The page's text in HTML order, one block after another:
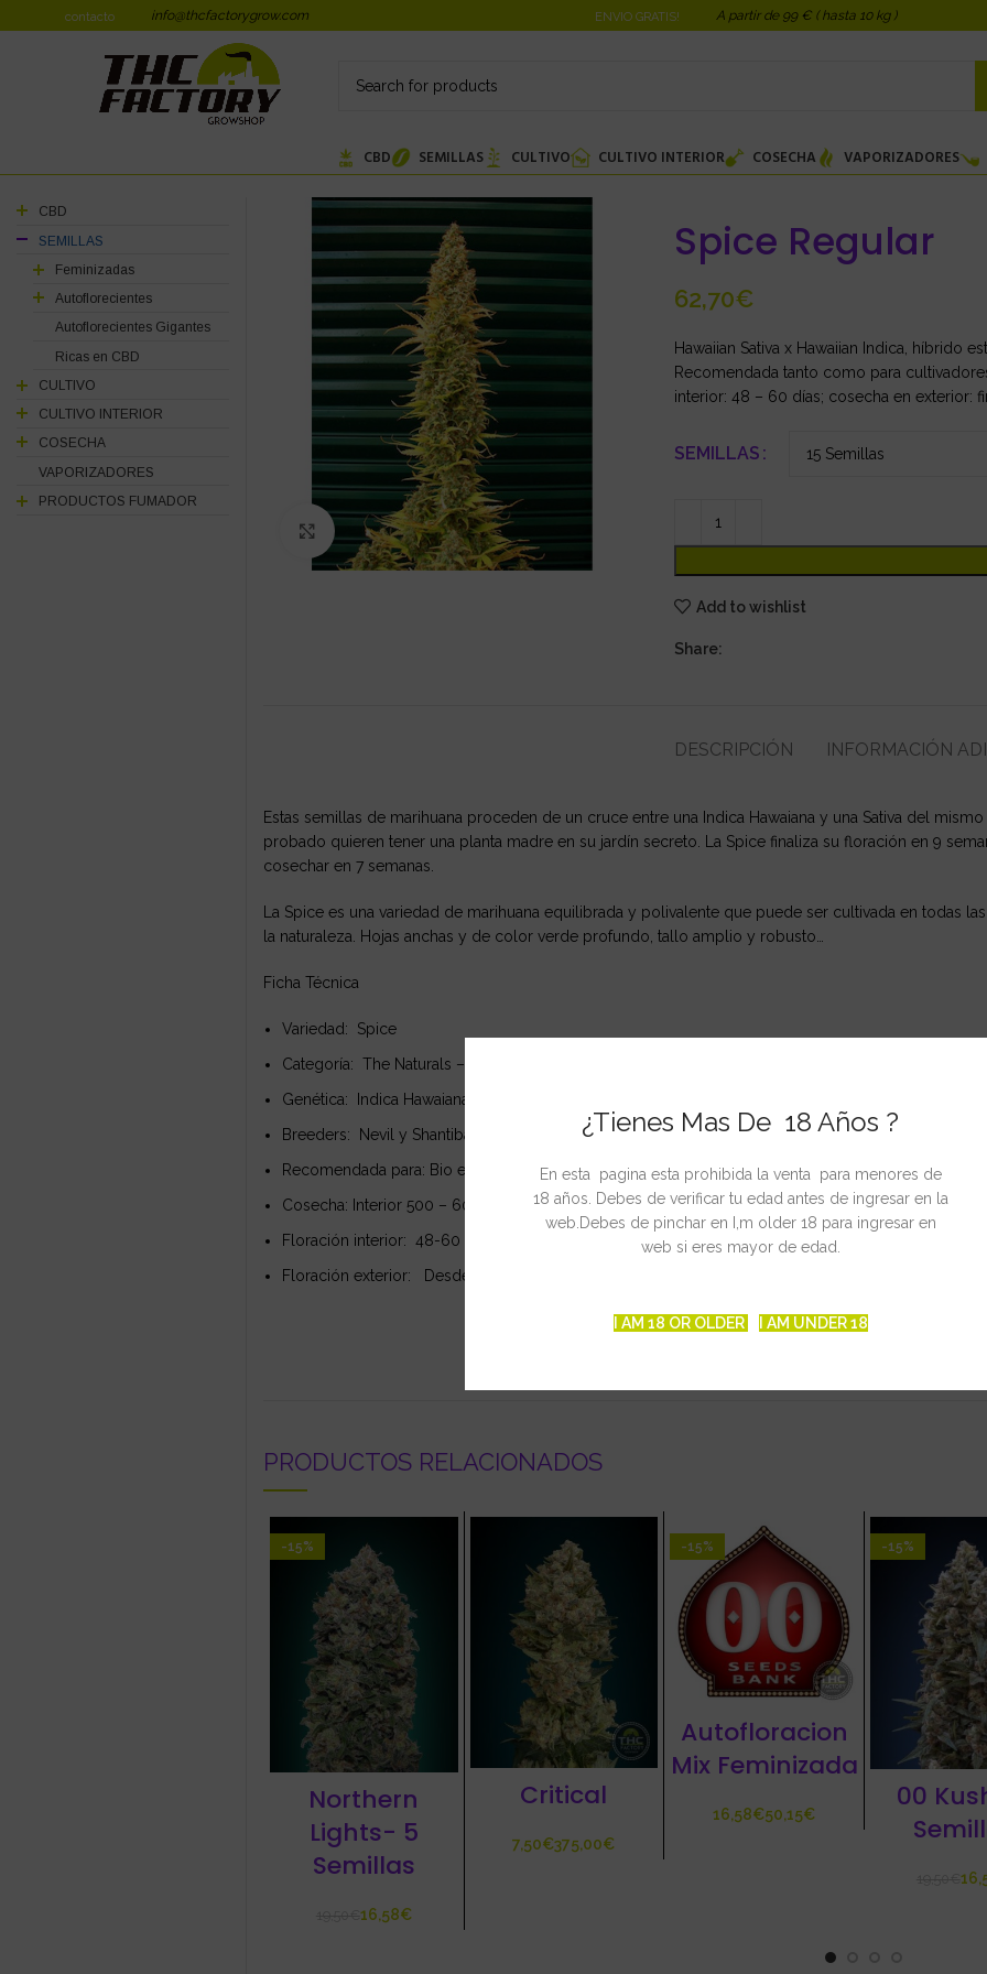
¿Tienes Mas De 18 Años ?
En esta pagina esta prohibida la venta para menores de
18 años. Debes de verificar tu edad antes de ingresar en la
web.Debes de pinchar en I,m older 18 para ingresar en
web si eres mayor de edad.
I AM 18 OR OLDER I AM UNDER 18
contacto info@thcfactorygrow.com ENVIO GRATIS! A partir de 99 € ( hasta 10 kg )
CBD SEMILLAS CULTIVO CULTIVO INTERIOR COSECHA VAPORIZADORES
Click to enlarge
Spice Regular
€
Hawaiian Sativa x Hawaiian Indica, híbrido
Recomendada tanto como para
interior: 48 – 60 días; cosecha en exterior:
SEMILLAS
Add to wishlist
Share:
DESCRIPCIÓN INFORMACIÓN
Estas semillas de marihuana proceden de un cruce entre una Indica Hawaiana y una Sativa del
probado quieren tener una planta madre en su jardín secreto. La Spice finaliza su floración en 9
cosechar en 7 semanas.
La Spice es una variedad de marihuana equilibrada y polivalente que puede ser cultivada en todas
la naturaleza. Hojas anchas y de color verde profundo, tallo amplio y robusto…
Ficha Técnica
Variedad: Spice
Categoría: The Naturals – Old School genetics
Genética: Indica Hawaiana x Sativa Hawaiana
Breeders: Nevil y Shantibaba
Recomendada para: Bio e Hydro, interior y exterior/invernaderos
Cosecha: Interior 500 – 600 gr/m², Exterior y invernaderos /- 500g por plantas
Floración interior: 48-60 días
Floración exterior: Desde finales de Septiembre hasta principios de Octubre
PRODUCTOS RELACIONADOS
-15%
Northern
Lights- 5
Semillas
16,58€
Critical
€ €
-15%
Autofloracion
Mix Feminizada
€ €
-15%
00
CBD
SEMILLAS
Feminizadas
Autoflorecientes
Autoflorecientes Gigantes
Ricas en CBD
CULTIVO
CULTIVO INTERIOR
COSECHA
VAPORIZADORES
PRODUCTOS FUMADOR